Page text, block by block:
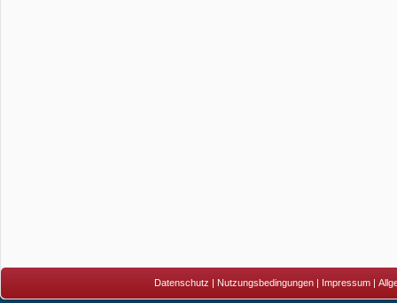
Datenschutz | Nutzungsbedingungen | Impressum |